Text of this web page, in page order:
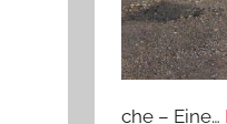
che – Eine…